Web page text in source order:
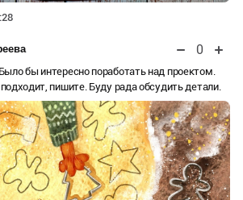
0
бы интересно поработать над проектом.
пишите. Буду рада обсудить детали.